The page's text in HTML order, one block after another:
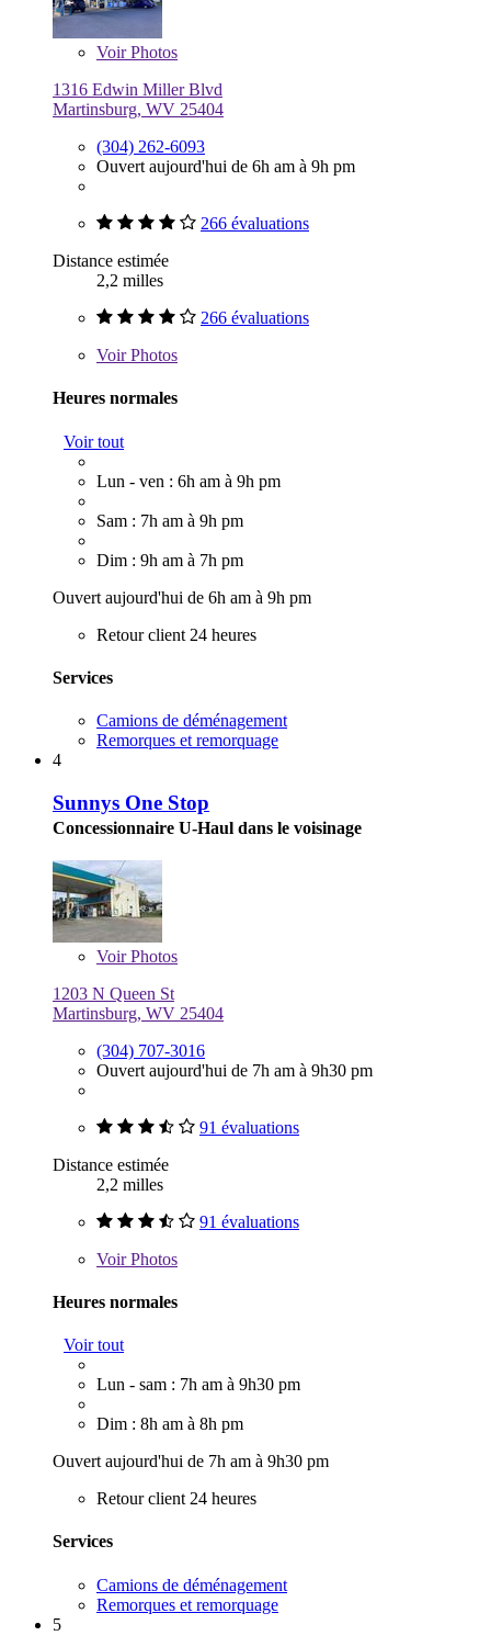
VoirPhotos
1316 Edwin Miller Blvd
Martinsburg, WV 25404
(304) 262-6093
Ouvert aujourd'hui de 6h am à 9h pm
266 évaluations
Distance estimée
2,2 milles
266 évaluations
VoirPhotos
Heures normales
Voir tout
Lun - ven : 6h am à 9h pm
Sam : 7h am à 9h pm
Dim : 9h am à 7h pm
Ouvert aujourd'hui de 6h am à 9h pm
Retour client 24 heures
Services
Camions de déménagement
Remorques et remorquage
4
Sunnys One Stop
Concessionnaire U-Haul dans le voisinage
VoirPhotos
1203 N Queen St
Martinsburg, WV 25404
(304) 707-3016
Ouvert aujourd'hui de 7h am à 9h30 pm
91 évaluations
Distance estimée
2,2 milles
91 évaluations
VoirPhotos
Heures normales
Voir tout
Lun - sam : 7h am à 9h30 pm
Dim : 8h am à 8h pm
Ouvert aujourd'hui de 7h am à 9h30 pm
Retour client 24 heures
Services
Camions de déménagement
Remorques et remorquage
5